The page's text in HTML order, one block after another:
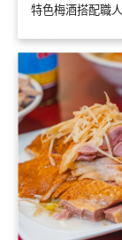
特色梅酒搭配職